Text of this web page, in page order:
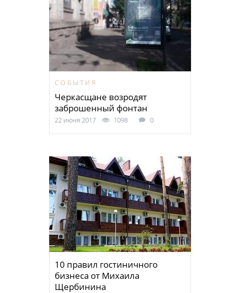
СОБЫТИЯ
Черкасщане возродят
заброшенный фонтан
22 июня 2017 1098 0
10 правил гостиничного
бизнеса от Михаила
Щербинина